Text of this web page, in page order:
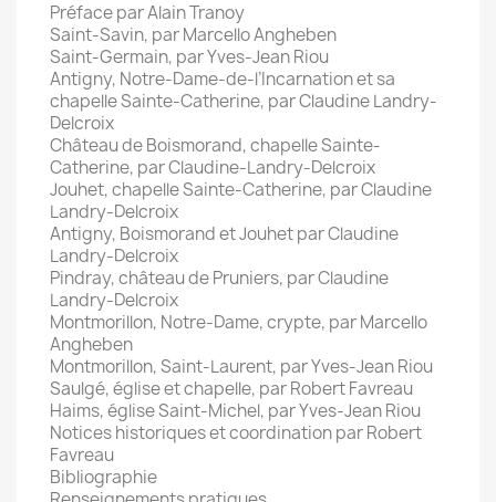
Préface par Alain Tranoy
Saint-Savin, par Marcello Angheben
Saint-Germain, par Yves-Jean Riou
Antigny, Notre-Dame-de-l’Incarnation et sa
chapelle Sainte-Catherine, par Claudine Landry-
Delcroix
Château de Boismorand, chapelle Sainte-
Catherine, par Claudine-Landry-Delcroix
Jouhet, chapelle Sainte-Catherine, par Claudine
Landry-Delcroix
Antigny, Boismorand et Jouhet par Claudine
Landry-Delcroix
Pindray, château de Pruniers, par Claudine
Landry-Delcroix
Montmorillon, Notre-Dame, crypte, par Marcello
Angheben
Montmorillon, Saint-Laurent, par Yves-Jean Riou
Saulgé, église et chapelle, par Robert Favreau
Haims, église Saint-Michel, par Yves-Jean Riou
Notices historiques et coordination par Robert
Favreau
Bibliographie